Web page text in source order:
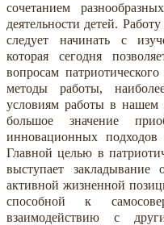
сочетанием
деятельности детей.
следует начинать с
которая сегодня
вопросам
методы работы,
условиям работы в нашем
большое значение
инновационных подходов
Главной целью в
выступает закладывание
активной жизненной
способной к
взаимодействию с